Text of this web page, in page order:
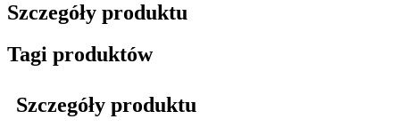
Szczegóły produktu
Tagi produktów
Szczegóły produktu